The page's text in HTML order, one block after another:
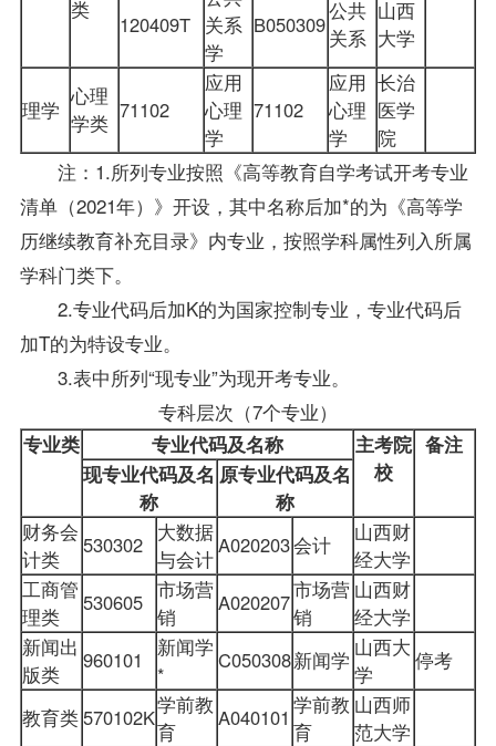
类
120409T 关系
学
B050309
公共
关系
山西
大学
理学
心理
学类 71102
应用
心理
学
71102
应用
心理
学
长治
医学
院
注：1.所列专业按照《高等教育自学考试开考专业
清单（2021年）》开设，其中名称后加*的为《高等学
历继续教育补充目录》内专业，按照学科属性列入所属
学科门类下。
2.专业代码后加K的为国家控制专业，专业代码后
加T的为特设专业。
3.表中所列“现专业”为现开考专业。
专科层次（7个专业）
专业类 专业代码及名称
主考院
校
备注
现专业代码及名
称
原专业代码及名
称
财务会
计类
530302 大数据
与会计
A020203会计
山西财
经大学
工商管
理类
530605 市场营
销
A020207市场营
销
山西财
经大学
新闻出
版类
960101
新闻学
*
C050308新闻学 山西大
学
停考
教育类570102K学前教
育
A040101 学前教
育
山西师
范大学